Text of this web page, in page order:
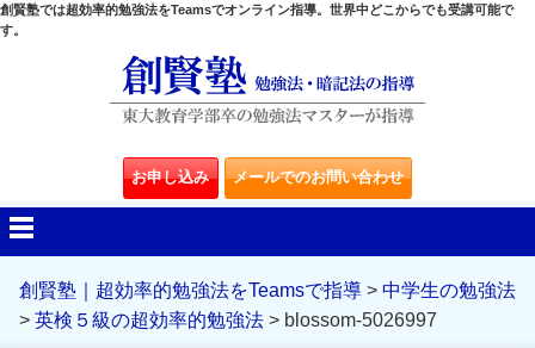
創賢塾では超効率的勉強法をTeamsでオンライン指導。世界中どこからでも受講可能で
す。
お申し込み メールでのお問い合わせ
創賢塾｜超効率的勉強法をTeamsで指導 > 中学生の勉強法
> 英検５級の超効率的勉強法 > blossom-5026997